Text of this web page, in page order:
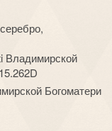
Богоматери